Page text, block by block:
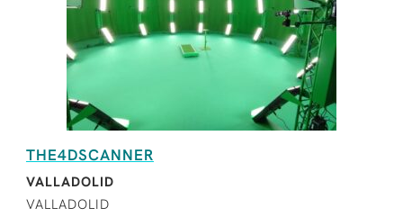
THE4DSCANNER
VALLADOLID
VALLADOLID